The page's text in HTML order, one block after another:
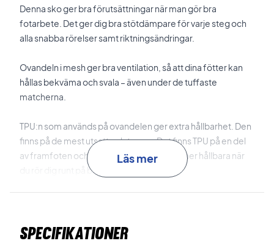
Denna sko ger bra förutsättningar när man gör bra
fotarbete. Det ger dig bra stötdämpare för varje steg och
alla snabba rörelser samt riktningsändringar.
Ovandeln i mesh ger bra ventilation, så att dina fötter kan
hållas bekväma och svala – även under de tuffaste
matcherna.
TPU:n som används på ovandelen ger extra hållbarhet. Den
finns på de mest utsatta platserna. Det finns TPU på en del
av framfoten och insidan. Detta gör dem mer hållbara när
du rör dig runt på banan.
Läs mer
Specifikationer